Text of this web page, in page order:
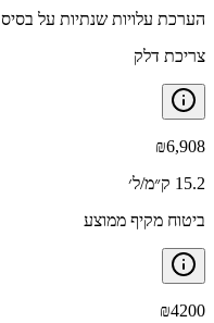
הערכת עלויות שנתיות על בסיס 15,000 ק״מ בשנה
צריכת דלק
₪6,908
15.2 ק״מ/ל׳
ביטוח מקיף ממוצע
₪4200